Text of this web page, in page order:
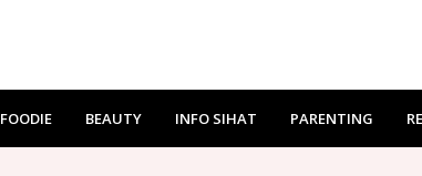
FOODIE BEAUTY INFO SIHAT PARENTING